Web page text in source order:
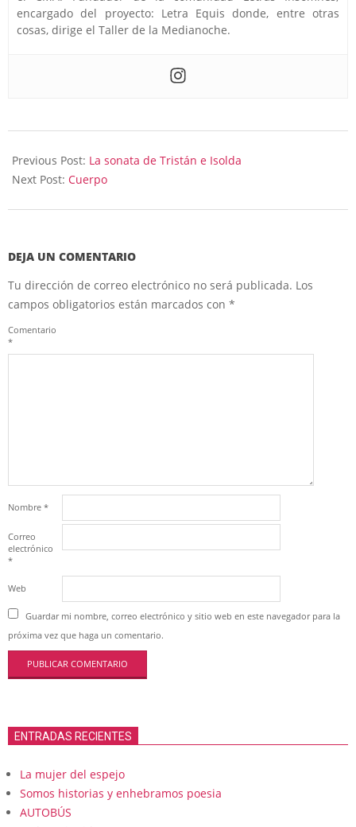
encargado del proyecto: Letra Equis donde, entre otras
cosas, dirige el Taller de la Medianoche.
09-
22
Previous Post: La sonata de Tristán e Isolda
Next Post: Cuerpo
DEJA UN COMENTARIO
Tu dirección de correo electrónico no será publicada. Los
campos obligatorios están marcados con *
Comentario
*
Nombre *
Correo
electrónico
*
Web
Guardar mi nombre, correo electrónico y sitio web en este navegador para la
próxima vez que haga un comentario.
ENTRADAS RECIENTES
La mujer del espejo
Somos historias y enhebramos poesia
AUTOBÚS